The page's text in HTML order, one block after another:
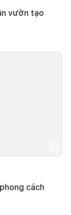
vườn tạo
cách